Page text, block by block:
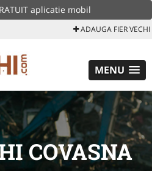
aplicatie mobil
ADAUGA FIER VECHI
MENU
COVASNA